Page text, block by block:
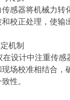
感器将机械力转
校正处理，使输
机制
在设计中注重传感
场校准相结合，
性。